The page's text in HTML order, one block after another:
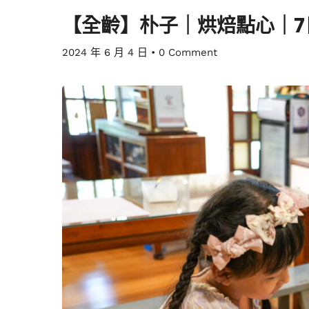
【全齡】朴子｜烘焙點心｜
2024 年 6 月 4 日 • 0 Comment